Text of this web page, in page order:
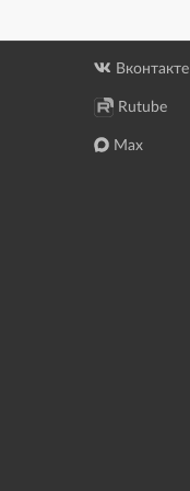
Вконтакте
Rutube
Max